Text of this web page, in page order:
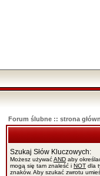
Forum ślubne :: strona
Szukaj Słów Kluczowych:
Możesz używaćAND aby
mogą się tam znaleść i NOT dla
znaków. Aby szukać zwrotu